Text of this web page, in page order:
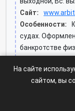
Сайт:
Особенности:
судах.
банкротстве
Оплата эл.
На сайте
сайтом, вы